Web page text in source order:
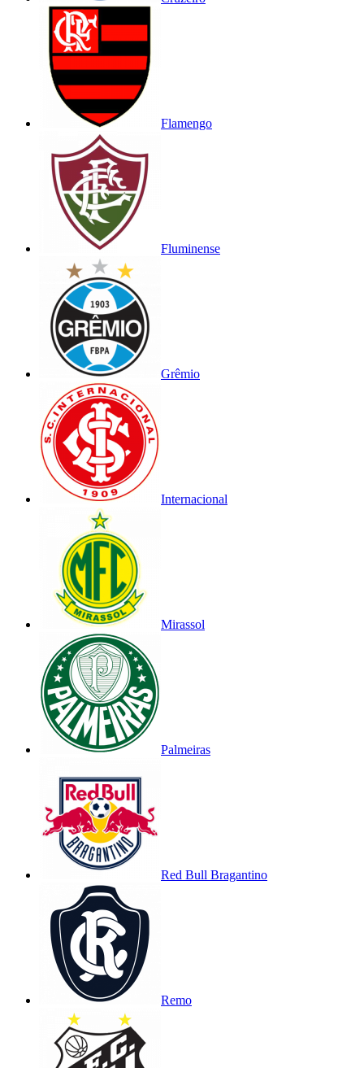
Flamengo
Fluminense
Grêmio
Internacional
Mirassol
Palmeiras
Red Bull Bragantino
Remo